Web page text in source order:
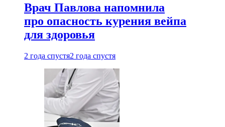
Врач Павлова напомнила
про опасность курения вейпа
для здоровья
2 года спустя2 года спустя